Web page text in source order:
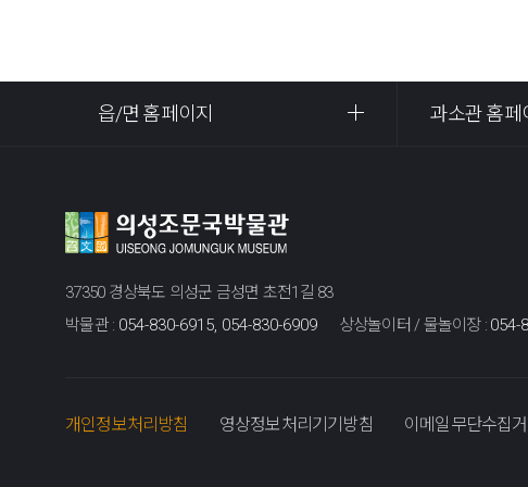
읍/면 홈페이지 과소관 홈페
37350 경상북도 의성군 금성면 초전1길 83
박물관 : 054-830-6915, 054-830-6909 상상놀이터 / 물놀이장 : 054-
개인정보처리방침 영상정보처리기기방침 이메일무단수집